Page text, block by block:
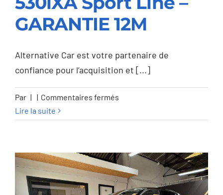
BMW 530 Touring
GARANTIE 12M
GARANTIE 12M
Alternative Car est votre partenaire de
confiance pour l’acquisition et [...]
Par | | Commentaires fermés
530
530iXA
Sport
Line
–
Lire la suite